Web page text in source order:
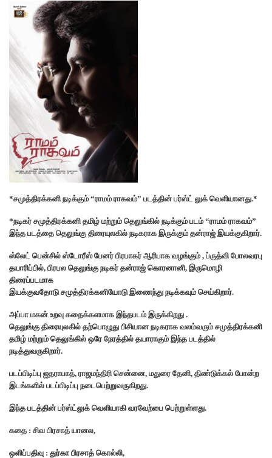
*சமுத்திரக்கனி நடிக்கும் “ராமம் ராகவம்” படத்தின் பர்ஸ்ட் லுக் வெளியானது.*
*நடிகர் சமுத்திரக்கனி தமிழ் மற்றும் தெலுங்கில் நடிக்கும் படம் “ராமம் ராகவம்”
இந்த படத்தை தெலுங்கு திரையுலகில் நடிகராக இருக்கும் தன்ராஜ் இயக்குகிறார்.
ஸ்லேட் பென்சில் ஸ்டோரீஸ் பேனர் பிரபாகர் ஆரிபாக வழங்கும் , ப்ருத்வி போலவரபு
தயாரிப்பில், பிரபல தெலுங்கு நடிகர் தன்ராஜ் கொரனானி, இருமொழி
திரைப்படமாக
இயக்குவதோடு சமுத்திரக்கனியோடு இணைந்து நடிக்கவும் செய்கிறார்.
அப்பா மகன் உறவு கதைக்களமாக இந்தபடம் இருக்கிறது .
தெலுங்கு திரையுலகில் தற்பொழுது பிசியான நடிகராக வலம்வரும் சமுத்திரக்கனி
தமிழ் மற்றும் தெலுங்கில் ஒரே நேரத்தில் தயாராகும் இந்த படத்தில்
நடித்துவருகிறார்.
படப்பிடிப்பு ஐதராபாத், ராஜமந்திரி சென்னை, மதுரை தேனி, திண்டுக்கல் போன்ற
இடங்களில் படப்பிடிப்பு நடைபெற்றுவருகிறது.
இந்த படத்தின் பர்ஸ்ட்லுக் வெளியாகி வரவேற்பை பெற்றுள்ளது.
கதை : சிவ பிரசாத் யானல,
ஒளிப்பதிவு : துர்கா பிரசாத் கொல்லி,